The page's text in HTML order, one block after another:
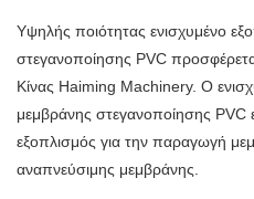
Υψηλής ποιότητας ενισχυμένο
στεγανοποίησης PVC
Κίνας Haiming Machinery. Ο
μεμβράνης στεγανοποίησης PVC
εξοπλισμός για την παραγωγή
αναπνεύσιμης μεμβράνης.